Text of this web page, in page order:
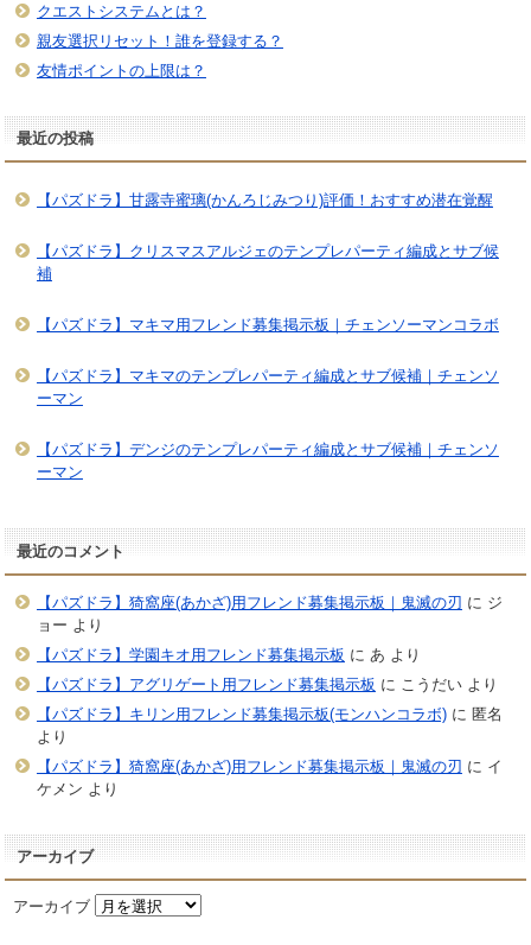
クエストシステムとは？
親友選択リセット！誰を登録する？
友情ポイントの上限は？
最近の投稿
【パズドラ】甘露寺蜜璃(かんろじみつり)評価！おすすめ潜在覚醒
【パズドラ】クリスマスアルジェのテンプレパーティ編成とサブ候
補
【パズドラ】マキマ用フレンド募集掲示板｜チェンソーマンコラボ
【パズドラ】マキマのテンプレパーティ編成とサブ候補｜チェンソ
ーマン
【パズドラ】デンジのテンプレパーティ編成とサブ候補｜チェンソ
ーマン
最近のコメント
【パズドラ】猗窩座(あかざ)用フレンド募集掲示板｜鬼滅の刃 に ジ
ョー より
【パズドラ】学園キオ用フレンド募集掲示板 に あ より
【パズドラ】アグリゲート用フレンド募集掲示板 に こうだいより
【パズドラ】キリン用フレンド募集掲示板(モンハンコラボ)に 匿名
より
【パズドラ】猗窩座(あかざ)用フレンド募集掲示板｜鬼滅の刃 に イ
ケメン より
アーカイブ
アーカイブ